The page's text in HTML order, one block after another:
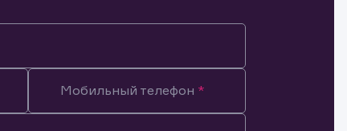
Мобильный телефон